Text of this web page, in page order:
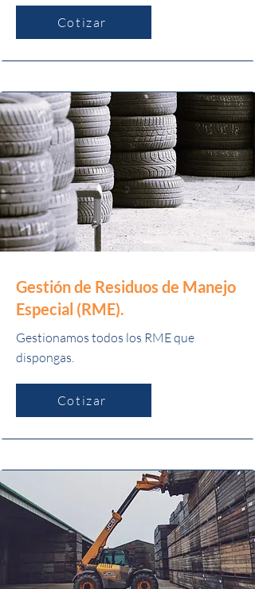
Cotizar
Gestión de Residuos de Manejo
Especial (RME).
Gestionamos todos los RME que
dispongas.
Cotizar